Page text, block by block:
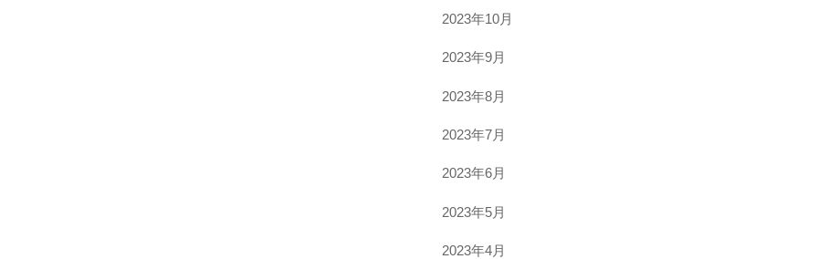
2023年10月
2023年9月
2023年8月
2023年7月
2023年6月
2023年5月
2023年4月